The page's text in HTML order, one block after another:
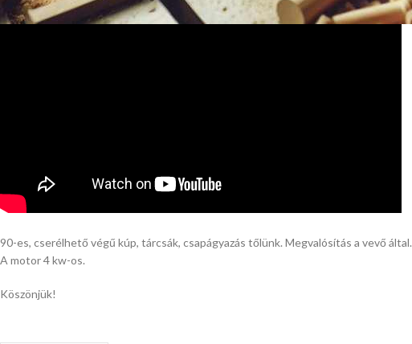
90-es, cserélhető végű kúp, tárcsák, csapágyazás tőlünk. Megvalósítás a vevő által.
A motor 4 kw-os.
Köszönjük!